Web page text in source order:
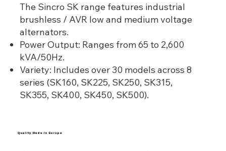
The Sincro SK range features industrial
brushless / AVR low and medium voltage
alternators.
Power Output: Ranges from 65 to 2,600
kVA/50Hz.
Variety: Includes over 30 models across 8
series (SK160, SK225, SK250, SK315,
SK355, SK400, SK450, SK500).
Quality Made in Europe